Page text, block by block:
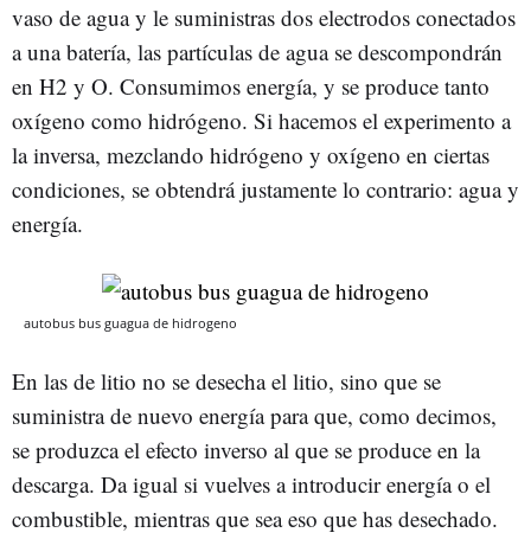
vaso de agua y le suministras dos electrodos conectados
a una batería, las partículas de agua se descompondrán
en H2 y O. Consumimos energía, y se produce tanto
oxígeno como hidrógeno. Si hacemos el experimento a
la inversa, mezclando hidrógeno y oxígeno en ciertas
condiciones, se obtendrá justamente lo contrario: agua y
energía.
autobus bus guagua de hidrogeno
En las de litio no se desecha el litio, sino que se
suministra de nuevo energía para que, como decimos,
se produzca el efecto inverso al que se produce en la
descarga. Da igual si vuelves a introducir energía o el
combustible, mientras que sea eso que has desechado.